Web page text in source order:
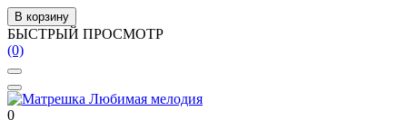
В корзину
БЫСТРЫЙ ПРОСМОТР
(0)
0